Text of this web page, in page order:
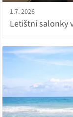
1.7. 2026
Letištní salonky